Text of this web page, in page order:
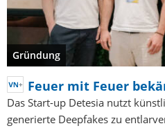
Gründung
Feuer mit Feuer
Das Start-up Detesia nutzt
generierte Deepfakes zu